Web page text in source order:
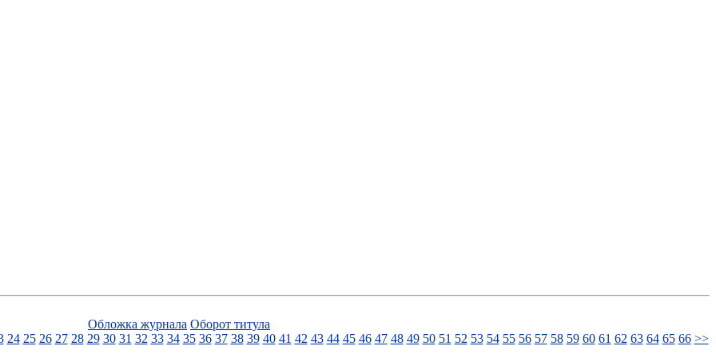
Обложка журнала Оборот титула
24 25 26 27 28 29 30 31 32 33 34 35 36 37 38 39 40 41 42 43 44 45 46 47 48 49 50 51 52 53 54 55 56 57 58 59 60 61 62 63 64 65 66 >>